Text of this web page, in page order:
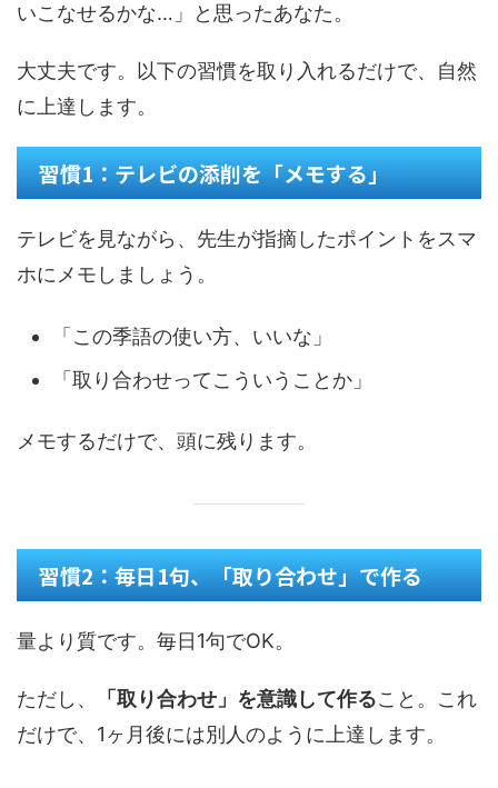
いこなせるかな…」と思ったあなた。
大丈夫です。以下の習慣を取り入れるだけで、自然
に上達します。
習慣1：テレビの添削を「メモする」
テレビを見ながら、先生が指摘したポイントをスマ
ホにメモしましょう。
「この季語の使い方、いいな」
「取り合わせってこういうことか」
メモするだけで、頭に残ります。
習慣2：毎日1句、「取り合わせ」で作る
量より質です。毎日1句でOK。
ただし、 「取り合わせ」を意識して作ること。これ
だけで、1ヶ月後には別人のように上達します。